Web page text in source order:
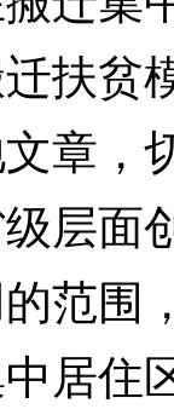
扶贫
章，
层面
范围
居住